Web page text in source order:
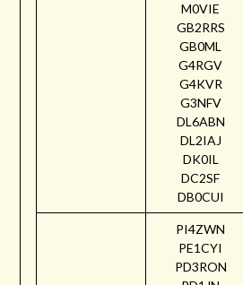
M0VIE
GB2RRS
GB0ML
G4RGV
G4KVR
G3NFV
DL6ABN
DL2IAJ
DK0IL
DC2SF
DB0CUI
PI4ZWN
PE1CYI
PD3RON